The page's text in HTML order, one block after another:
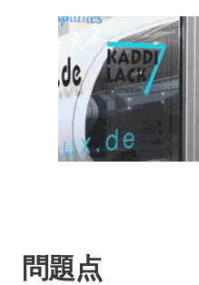
問題点